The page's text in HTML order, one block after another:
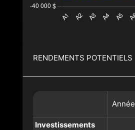
RENDEMENTS POTENTIELS
Année
Investissements